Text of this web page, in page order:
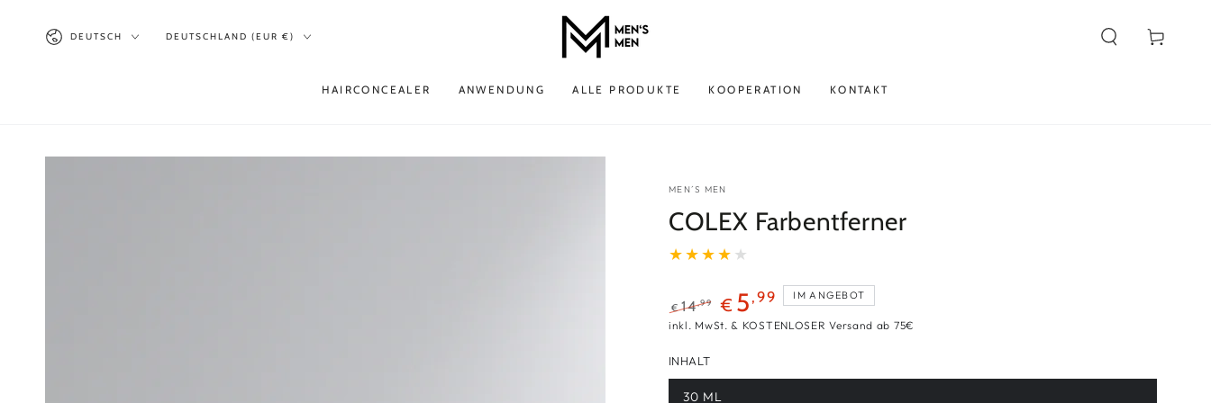
Sprache
DEUTSCH Land/Region
DEUTSCHLAND (EUR €)
HAIRCONCEALER ANWENDUNG ALLE PRODUKTE KOOPERATION KONTAKT
Warenkorb
MEN´S MEN
COLEX Farbentferner
Regulärer
€ 14,99
Verkaufspreis
€ 5 ,99 IM ANGEBOT
inkl. MwSt. & KOSTENLOSER Versand ab 75€
INHALT
30 ML